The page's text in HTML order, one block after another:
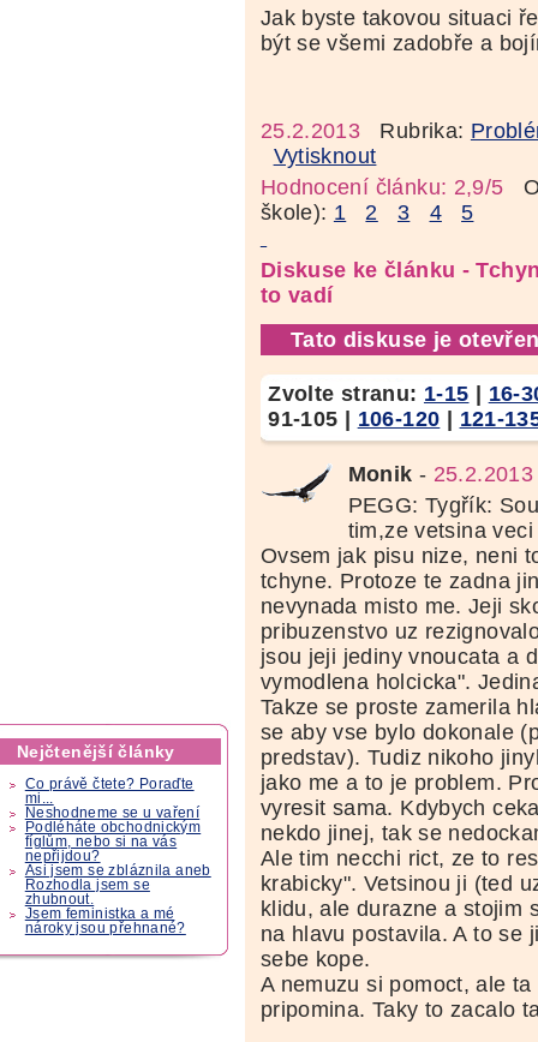
Nejčtenější články
Co právě čtete? Poraďte
mi...
Neshodneme se u vaření
Podléháte obchodnickým
fíglům, nebo si na vás
nepřijdou?
Asi jsem se zbláznila aneb
Rozhodla jsem se
zhubnout.
Jsem feministka a mé
nároky jsou přehnané?
Jak byste takovou situaci
být se všemi zadobře a
25.2.2013 Rubrika:
Vytisknout
Hodnocení článku: 2,9/5
škole): 1 2 3 4 5
Diskuse ke článku -
to vadí
Tato diskuse je
Zvolte stranu: 1-15 | 16-
91-105 | 106-120 | 121-
Monik -
PEGG: Tygřík:
tim,ze vetsina
Ovsem jak pisu nize, neni
tchyne. Protoze te zadna
nevynada misto me. Jeji
pribuzenstvo uz
jsou jeji jediny vnoucata a
vymodlena holcicka".
Takze se proste zamerila
se aby vse bylo dokonale
predstav). Tudiz nikoho
jako me a to je problem.
vyresit sama. Kdybych
nekdo jinej, tak se
Ale tim necchi rict, ze to
krabicky". Vetsinou ji (ted
klidu, ale durazne a stojim
na hlavu postavila. A to se
sebe kope.
A nemuzu si pomoct, ale
pripomina. Taky to zacalo